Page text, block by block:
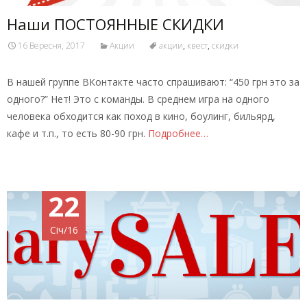
Наши ПОСТОЯННЫЕ СКИДКИ
16 Вересня, 2017 Акции акции, квест, скидки
В нашей группе ВКонтакте часто спрашивают: “450 грн это за
одного?” Нет! Это с команды. В среднем игра на одного
человека обходится как поход в кино, боулинг, бильярд,
кафе и т.п., то есть 80-90 грн. Подробнее…
22
Січ/16